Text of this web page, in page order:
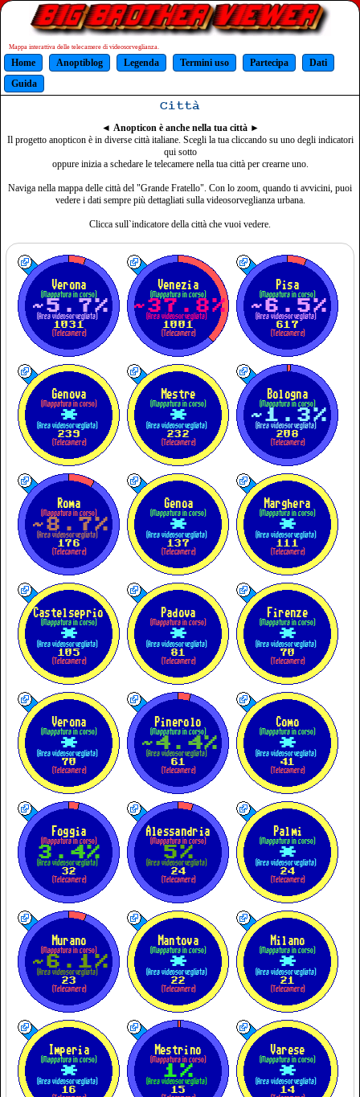
Mappa interattiva delle telecamere di videosorveglianza.
Home Anoptiblog Legenda Termini uso Partecipa
Dati
Guida
Città
◄ Anopticon è anche nella tua città►
Il progetto anopticon è in diverse città italiane. Scegli la tua cliccando su uno degli indicatori
qui sotto
oppure inizia a schedare le telecamere nella tua città per crearne uno.
Naviga nella mappa delle città del "Grande Fratello". Con lo zoom, quando ti avvicini, puoi
vedere i dati sempre più dettagliati sulla videosorveglianza urbana.
Clicca sull`indicatore della città che vuoi vedere.